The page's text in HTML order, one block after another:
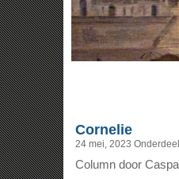
Cornelie
24 mei, 2023
Column door